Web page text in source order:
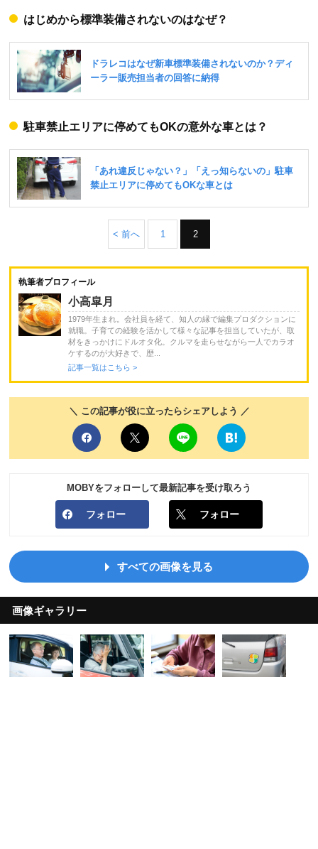
はじめから標準装備されないのはなぜ？
駐車禁止エリアに停めてもOKの意外な車とは？
< 前へ 1 2
執筆者プロフィール
小高皐月
1979年生まれ。会社員を経て、知人の縁で編集プロダクションに
就職。子育ての経験を活かして様々な記事を担当していたが、取
材をきっかけにドルオタ化。クルマを走らせながら一人でカラオ
ケするのが大好きで、歴...
記事一覧はこちら >
＼ この記事が役に立ったらシェアしよう ／
MOBYをフォローして最新記事を受け取ろう
フォロー フォロー
すべての画像を見る
画像ギャラリー